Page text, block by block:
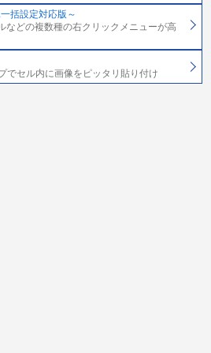
括設定対応版～
などの複数種の右クリックメニューが高
でセル内に画像をピッタリ貼り付け